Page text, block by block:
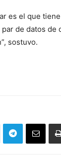
es el que
de datos de
sostuvo.